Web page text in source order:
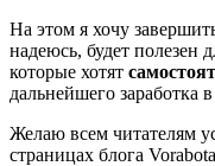
На этом я хочу
надеюсь, будет полезен
которые хотят
дальнейшего заработка
Желаю всем читателям
страницах блога